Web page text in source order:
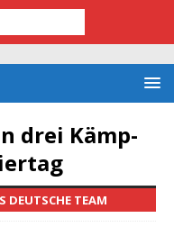
drei Kämp­
DEUTSCHE TEAM